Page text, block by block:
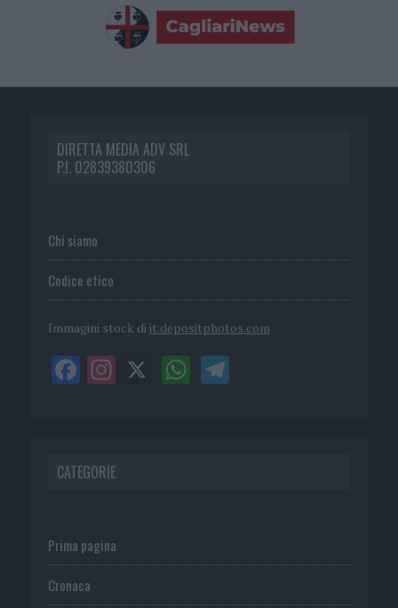
DIRETTA MEDIA ADV SRL
P.I. 02839380306
Chi siamo
Codice etico
Immagini stock di it.depositphotos.com
CATEGORIE
Prima pagina
Cronaca